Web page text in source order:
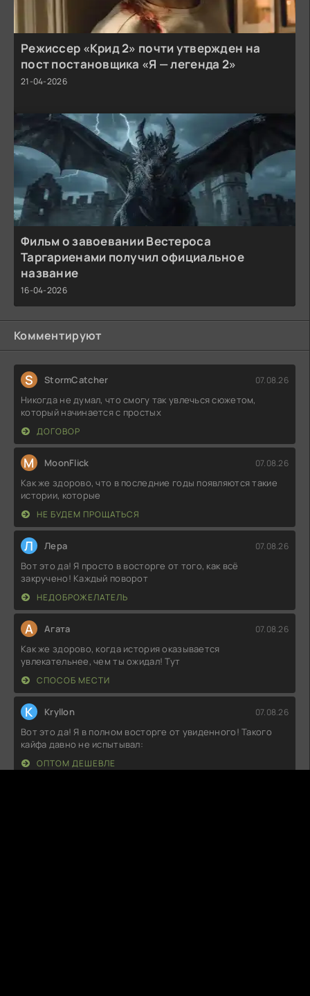
Режиссер «Крид 2» почти утвержден на
пост постановщика «Я — легенда 2»
21-04-2026
Фильм о завоевании Вестероса
Таргариенами получил официальное
название
16-04-2026
Комментируют
S StormCatcher 07.08.26
Никогда не думал, что смогу так увлечься сюжетом,
который начинается с простых
ДОГОВОР
M MoonFlick 07.08.26
Как же здорово, что в последние годы появляются такие
истории, которые
НЕ БУДЕМ ПРОЩАТЬСЯ
Л Лера 07.08.26
Вот это да! Я просто в восторге от того, как всё
закручено! Каждый поворот
НЕДОБРОЖЕЛАТЕЛЬ
А Агата 07.08.26
Как же здорово, когда история оказывается
увлекательнее, чем ты ожидал! Тут
СПОСОБ МЕСТИ
K Kryllon 07.08.26
Вот это да! Я в полном восторге от увиденного! Такого
кайфа давно не испытывал:
ОПТОМ ДЕШЕВЛЕ